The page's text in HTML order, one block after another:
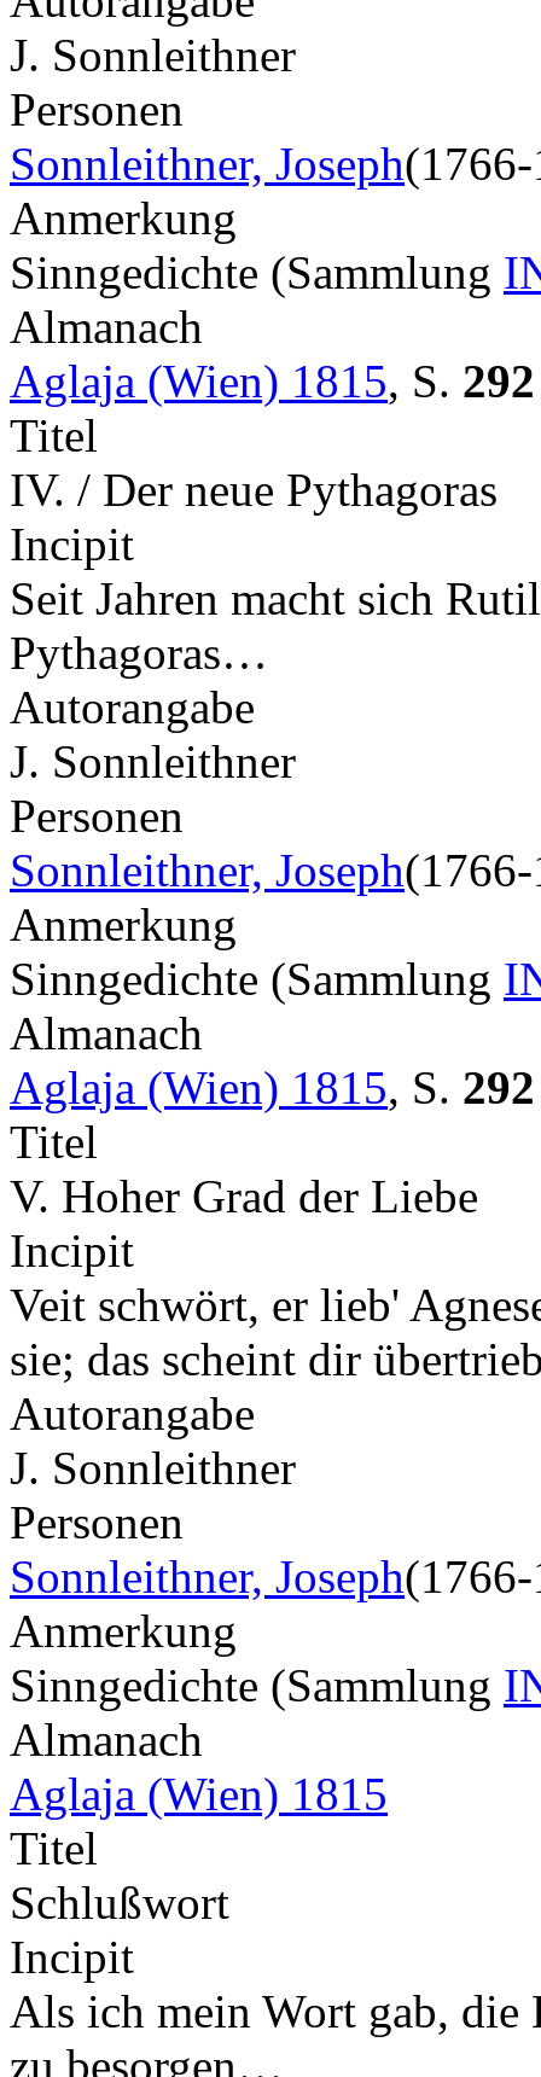
J. Sonnleithner
Personen
Sonnleithner, Joseph
Anmerkung
Sinngedichte (Sammlung
Almanach
Aglaja (Wien) 1815, S. 292
Titel
IV. / Der neue Pythagoras
Incipit
Seit Jahren macht sich
Pythagoras…
Autorangabe
J. Sonnleithner
Personen
Sonnleithner, Joseph
Anmerkung
Sinngedichte (Sammlung
Almanach
Aglaja (Wien) 1815, S. 292
Titel
V. Hoher Grad der Liebe
Incipit
Veit schwört, er lieb'
sie; das scheint dir
Autorangabe
J. Sonnleithner
Personen
Sonnleithner, Joseph
Anmerkung
Sinngedichte (Sammlung
Almanach
Aglaja (Wien) 1815
Titel
Schlußwort
Incipit
Als ich mein Wort gab, die
zu besorgen…